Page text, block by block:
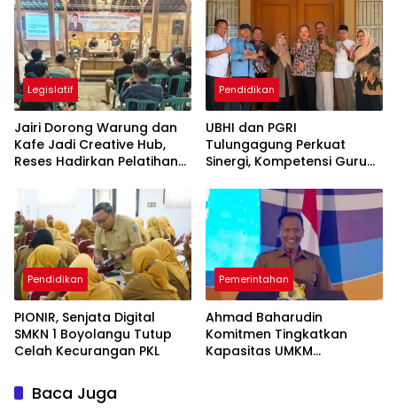
Legislatif
Jairi Dorong Warung dan
Kafe Jadi Creative Hub,
Reses Hadirkan Pelatihan
Pendidikan
UBHI dan PGRI
Tulungagung Perkuat
Sinergi, Kompetensi Guru
Pendidikan
PIONIR, Senjata Digital
SMKN 1 Boyolangu Tutup
Celah Kecurangan PKL
Pemerintahan
Ahmad Baharudin
Komitmen Tingkatkan
Kapasitas UMKM
Baca Juga